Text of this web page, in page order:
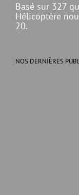
Basé sur 327
Hélicoptère
20.
NOS DERNIÈRES